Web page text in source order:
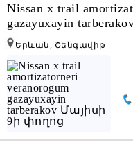
Nissan x trail
gazayuxayin
Երևան, Շենգավիթ